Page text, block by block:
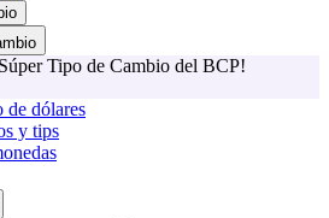
Tipo de Cambio del BCP!
de dólares
y tips